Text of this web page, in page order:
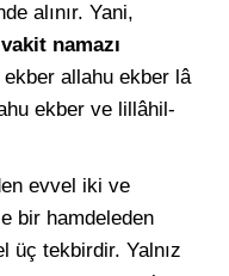
alınır. Yani,
namazı
ekber allahu ekber lâ
ekber ve lillâhil-
evvel iki ve
bir hamdeleden
üç tekbirdir. Yalnız